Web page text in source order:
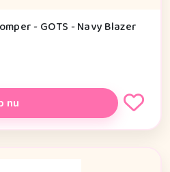
- GOTS - Navy Blazer
nu